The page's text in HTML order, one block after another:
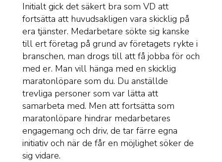
Initialt gick det säkert bra som VD att
fortsätta att huvudsakligen vara skicklig på
era tjänster. Medarbetare sökte sig kanske
till ert företag på grund av företagets rykte i
branschen, man drogs till att få jobba för och
med er. Man vill hänga med en skicklig
maratonlöpare som du. Du anställde
trevliga personer som var lätta att
samarbeta med. Men att fortsätta som
maratonlöpare hindrar medarbetares
engagemang och driv, de tar färre egna
initiativ och när de får en möjlighet söker de
sig vidare.